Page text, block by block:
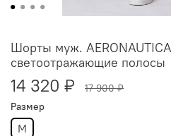
Шорты муж.
светоотражающие полосы
14 320 ₽
17 900 ₽
Размер
M